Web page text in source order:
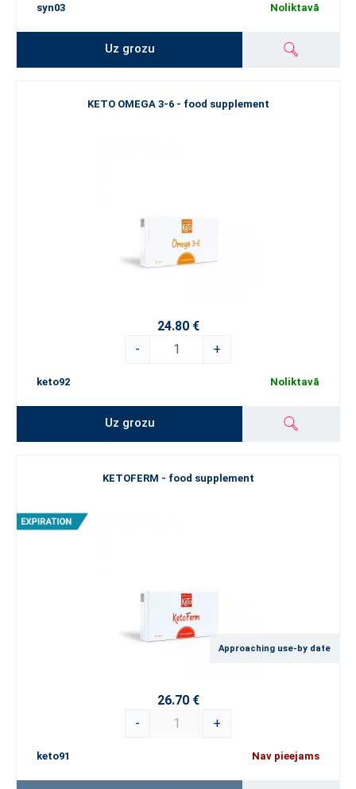
syn03 Noliktavā
Uz grozu
KETO OMEGA 3-6 - food supplement
24.80 €
-
+
keto92 Noliktavā
Uz grozu
KETOFERM - food supplement
Approaching use-by date
26.70 €
-
+
keto91 Nav pieejams